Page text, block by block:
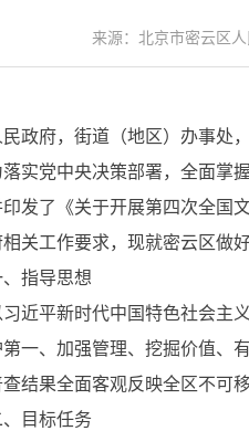
来源：北京市密云区
政府，街道（地区）办事处
落实党中央决策部署，全面掌
发了《关于开展第四次全国
关工作要求，现就密云区做
、指导思想
习近平新时代中国特色社会主
一、加强管理、挖掘价值、
结果全面客观反映全区不可
、目标任务